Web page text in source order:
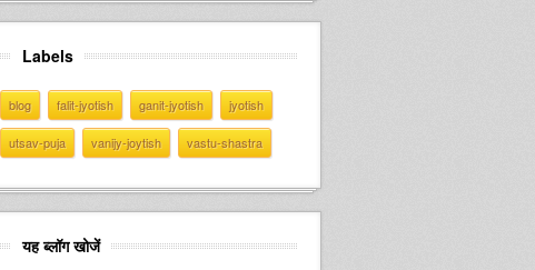
Labels
blog falit-jyotish ganit-jyotish jyotish
utsav-puja vanijy-joytish vastu-shastra
यह ब्लॉग खोजें